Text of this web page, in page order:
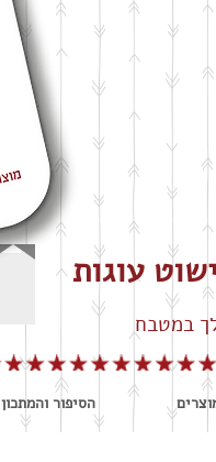
במטבח
עוגות
הסיפור והמתכון